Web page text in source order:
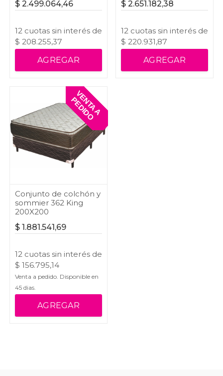
$ 2.499.064,46
12 cuotas sin interés de
$ 208.255,37
AGREGAR
$ 2.651.182,38
12 cuotas sin interés de
$ 220.931,87
AGREGAR
Conjunto de colchón y
sommier 362 King
200X200
$ 1.881.541,69
12 cuotas sin interés de
$ 156.795,14
Venta a pedido. Disponible en
45 dias.
AGREGAR
V
E
N
T
A
A
P
E
D
I
D
O